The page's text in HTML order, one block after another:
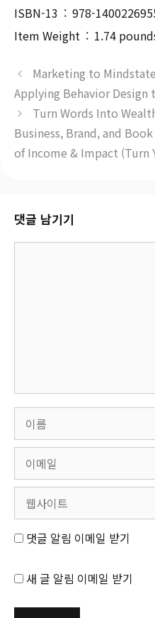
ISBN-13 ‏ : ‎ 978-
Item Weight ‏ : ‎ 1.74
Marketing to
Applying Behavior Design
Turn Words Into
Business, Brand, and
of Income & Impact (Turn
댓글 남기기
댓글 알림 이메일 받기
새 글 알림 이메일 받기